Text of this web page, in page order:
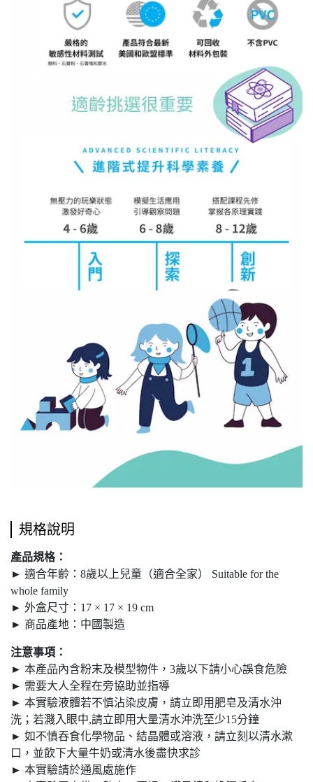
規格說明
產品規格：
► 適合年齡：8歲以上兒童（適合全家） Suitable for the
whole family
► 外盒尺寸：17 × 17 × 19 cm
► 商品產地：中國製造
注意事項：
► 本產品內含粉末及模型物件，3歲以下請小心誤食危險
► 需要大人全程在旁協助並指導
► 本實驗液體若不慎沾染皮膚，請立即用肥皂及清水沖
洗；若濺入眼中,請立即用大量清水沖洗至少15分鐘
► 如不慎吞食化學物品、結晶體或溶液，請立刻以清水漱
口，並飲下大量牛奶或清水後盡快求診
► 本實驗請於通風處施作